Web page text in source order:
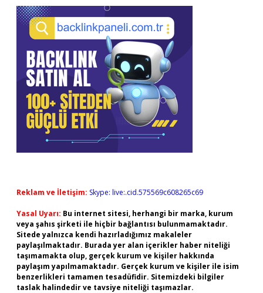
Reklam ve İletişim: Skype: live:.cid.575569c608265c69
Yasal Uyarı: Bu internet sitesi, herhangi bir marka, kurum
veya şahıs şirketi ile hiçbir bağlantısı bulunmamaktadır.
Sitede yalnızca kendi hazırladığımız makaleler
paylaşılmaktadır. Burada yer alan içerikler haber niteliği
taşımamakta olup, gerçek kurum ve kişiler hakkında
paylaşım yapılmamaktadır. Gerçek kurum ve kişiler ile isim
benzerlikleri tamamen tesadüfidir. Sitemizdeki bilgiler
taslak halindedir ve tavsiye niteliği taşımazlar.